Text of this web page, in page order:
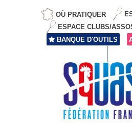
OÙ PRATIQUER
ESPACE CLUBS/
BANQUE D'OUTILS